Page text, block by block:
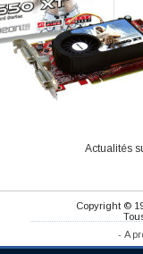
Actualités
Copyright ©
- A